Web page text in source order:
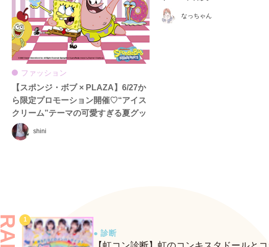
shini
ファッション
【スポンジ・ボブ × PLAZA】6/27か
ら限定プロモーション開催♡“アイス
クリーム”テーマの可愛すぎる夏グッ
ズが登場！
なっちゃん
● 診断